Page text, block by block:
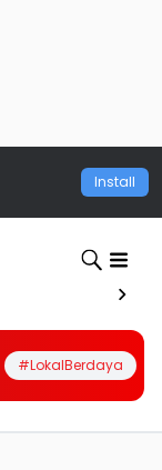
Install
#LokalBerdaya